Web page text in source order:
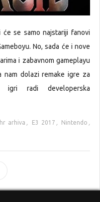
će se samo najstariji fanovi
No, sada će i nove
i zabavnom gameplayu
nam dolazi remake igre za
igri radi developerska
arhiva , E3 2017 , Nintendo ,